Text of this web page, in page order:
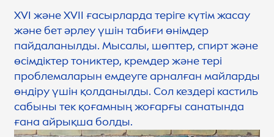
XVI және XVII ғасырларда теріге күтім жасау
және бет әрлеу үшін табиғи өнімдер
пайдаланылды. Мысалы, шөптер, спирт және
өсімдіктер тониктер, кремдер және тері
проблемаларын емдеуге арналған майларды
өндіру үшін қолданылды. Сол кездері кастиль
сабыны тек қоғамның жоғарғы санатында
ғана айрықша болды.